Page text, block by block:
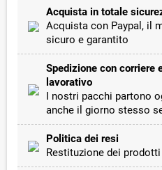
Acquista in totale
Acquista con Paypal, il
sicuro e garantito
Spedizione con corriere
lavorativo
I nostri pacchi partono
anche il giorno stesso
Politica dei resi
Restituzione dei